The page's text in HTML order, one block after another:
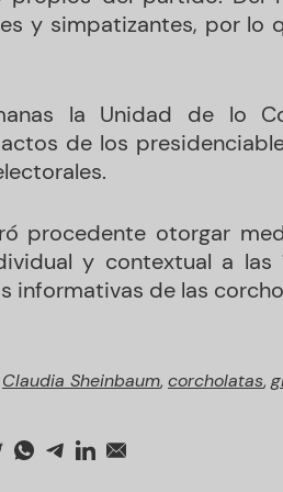
y simpatizantes, por lo
la Unidad de lo
de los
procedente otorgar
y contextual a las
informativas de las
Claudia Sheinbaum, corcholatas,